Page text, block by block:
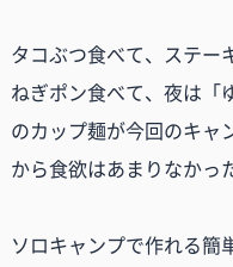
タコぶつ食べて、ステー
ねぎポン食べて、夜は「
のカップ麺が今回のキャ
から食欲はあまりなかっ
ソロキャンプで作れる簡